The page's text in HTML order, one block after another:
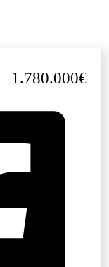
1.780.000€